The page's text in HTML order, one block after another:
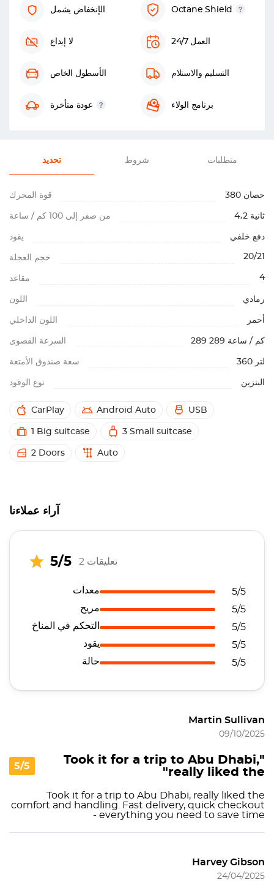
الإنخفاض يشمل Octane Shield
لا إيداع العمل 24/7
الأسطول الخاص التسليم والاستلام
عودة متأخرة برنامج الولاء
تحديد شروط متطلبات
قوة المحرك 380 حصان
من صفر إلى 100 كم / ساعة 4،2 ثانية
يقود دفع خلفي
حجم العجلة 20/21
مقاعد 4
اللون رمادي
اللون الداخلي أحمر
السرعة القصوى 289 كم / ساعة 289
سعة صندوق الأمتعة 360 لتر
نوع الوقود البنزين
CarPlay Android Auto USB
1 Big suitcase 3 Small suitcase
2 Doors Auto
آراء عملاءنا
5/5 2 تعليقات
معدات
5/5
مريح
5/5
التحكم في المناخ
5/5
يقود
5/5
حالة
5/5
Martin Sullivan
09/10/2025
5/5
"Took it for a trip to Abu Dhabi,
really liked the"
Took it for a trip to Abu Dhabi, really liked the
comfort and handling. Fast delivery, quick checkout
- everything you need to save time
Harvey Gibson
24/04/2025